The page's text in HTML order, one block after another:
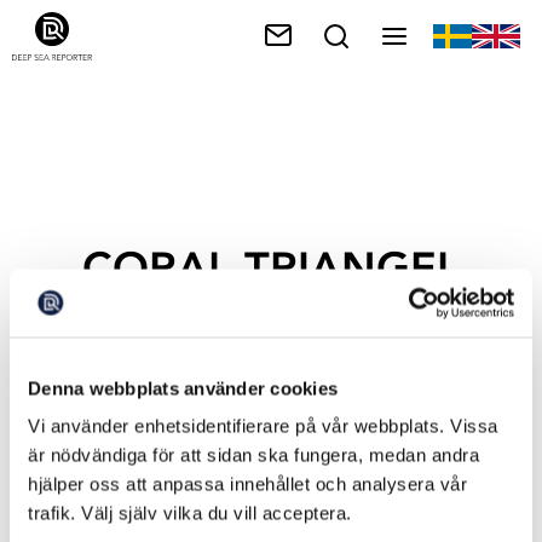
Denna webbplats använder cookies
Vi använder enhetsidentifierare på vår webbplats. Vissa
är nödvändiga för att sidan ska fungera, medan andra
hjälper oss att anpassa innehållet och analysera vår
trafik. Välj själv vilka du vill acceptera.
CORAL TRIANGEL